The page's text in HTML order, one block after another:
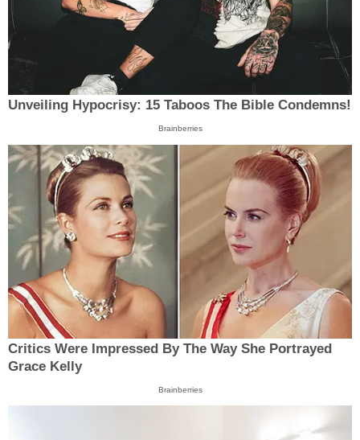
Unveiling Hypocrisy: 15 Taboos The Bible Condemns!
Brainberries
Critics Were Impressed By The Way She Portrayed
Grace Kelly
Brainberries